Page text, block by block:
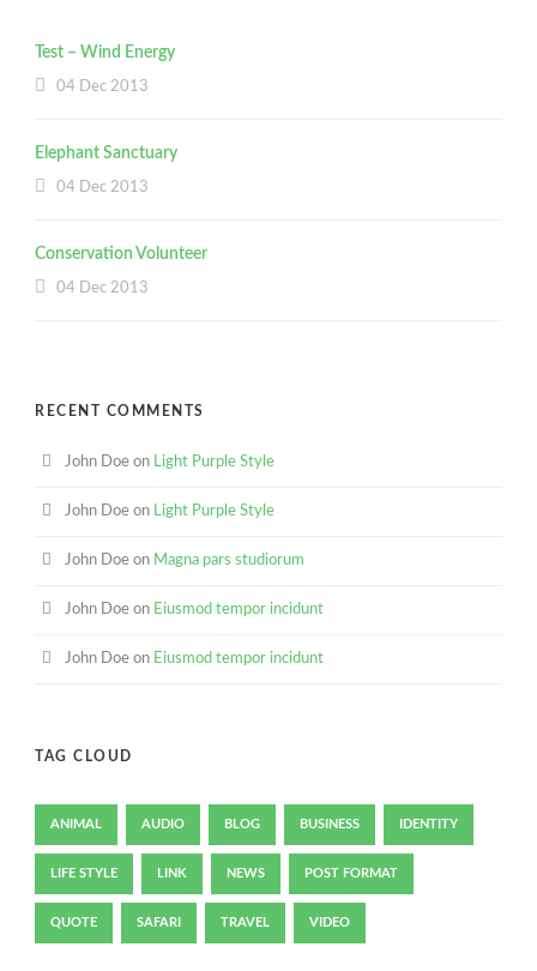
Test – Wind Energy
04 Dec 2013
Elephant Sanctuary
04 Dec 2013
Conservation Volunteer
04 Dec 2013
RECENT COMMENTS
John Doe on Light Purple Style
John Doe on Light Purple Style
John Doe on Magna pars studiorum
John Doe on Eiusmod tempor incidunt
John Doe on Eiusmod tempor incidunt
TAG CLOUD
ANIMAL AUDIO BLOG BUSINESS IDENTITY
LIFE STYLE LINK NEWS POST FORMAT
QUOTE SAFARI TRAVEL VIDEO